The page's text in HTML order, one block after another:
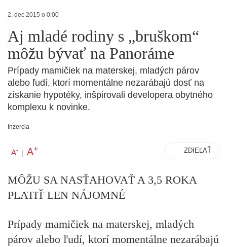
2. dec 2015 o 0:00
Aj mladé rodiny s „bruškom“
môžu bývať na Panoráme
Prípady mamičiek na materskej, mladých párov
alebo ľudí, ktorí momentálne nezarábajú dosť na
získanie hypotéky, inšpirovali developera obytného
komplexu k novinke.
Inzercia
A- | A+ ZDIEĽAŤ
MÔŽU SA NASŤAHOVAŤ A 3,5 ROKA
PLATIŤ LEN NÁJOMNÉ
Prípady mamičiek na materskej, mladých
párov alebo ľudí, ktorí momentálne nezarábajú